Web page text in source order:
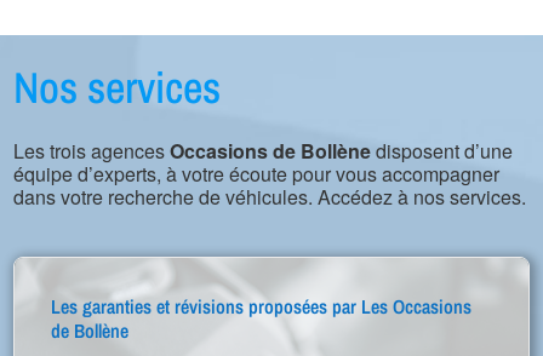
Nos services
Les trois agencesOccasions de Bollènedisposent d’une
équipe d’experts, à votre écoute pour vous accompagner
dans votre recherche de véhicules. Accédez à nos services.
Les garanties et révisions proposées par Les Occasions
de Bollène